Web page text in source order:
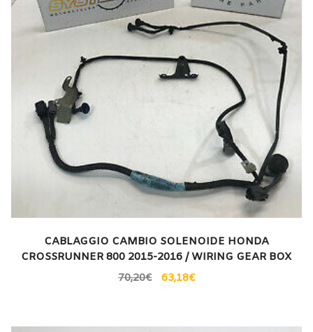
CABLAGGIO CAMBIO SOLENOIDE HONDA
CROSSRUNNER 800 2015-2016 / WIRING GEAR BOX
70,20€ 63,18€